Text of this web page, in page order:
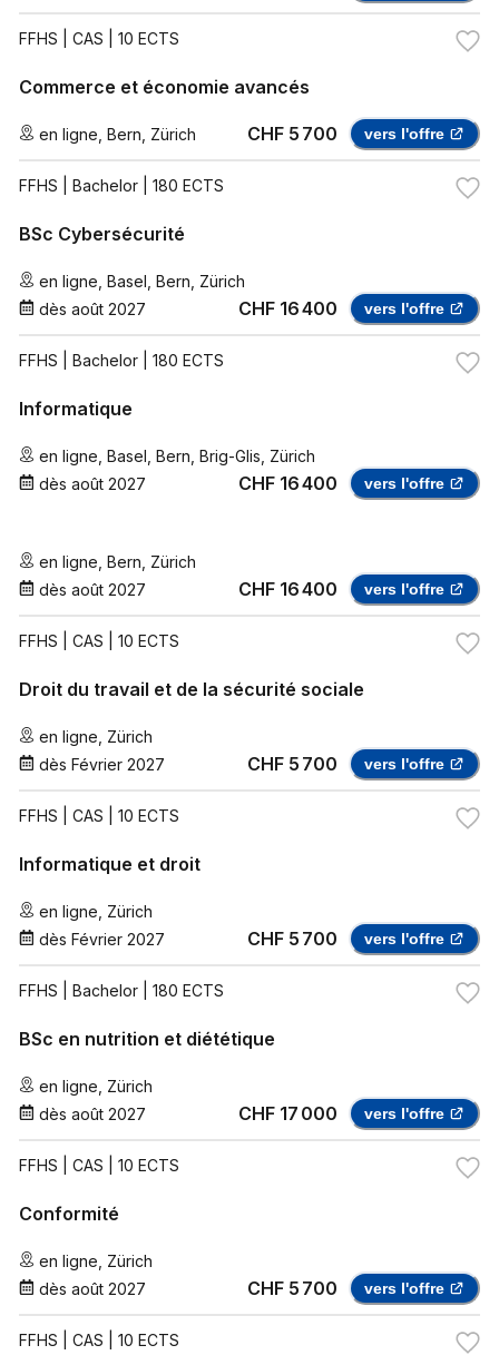
FFHS | CAS | 10 ECTS
Commerce et économie avancés
en ligne Bern Zürich CHF 5 700 vers l'offre
FFHS | Bachelor | 180 ECTS
BSc Cybersécurité
en ligne Basel Bern Zürich
dès août 2027 CHF 16 400 vers l'offre
FFHS | Bachelor | 180 ECTS
Informatique
en ligne Basel Bern Brig-Glis Zürich
dès août 2027 CHF 16 400 vers l'offre
en ligne Bern Zürich
dès août 2027 CHF 16 400 vers l'offre
FFHS | CAS | 10 ECTS
Droit du travail et de la sécurité sociale
en ligne Zürich
dès Février 2027 CHF 5 700 vers l'offre
FFHS | CAS | 10 ECTS
Informatique et droit
en ligne Zürich
dès Février 2027 CHF 5 700 vers l'offre
FFHS | Bachelor | 180 ECTS
BSc en nutrition et diététique
en ligne Zürich
dès août 2027 CHF 17 000 vers l'offre
FFHS | CAS | 10 ECTS
Conformité
en ligne Zürich
dès août 2027 CHF 5 700 vers l'offre
FFHS | CAS | 10 ECTS